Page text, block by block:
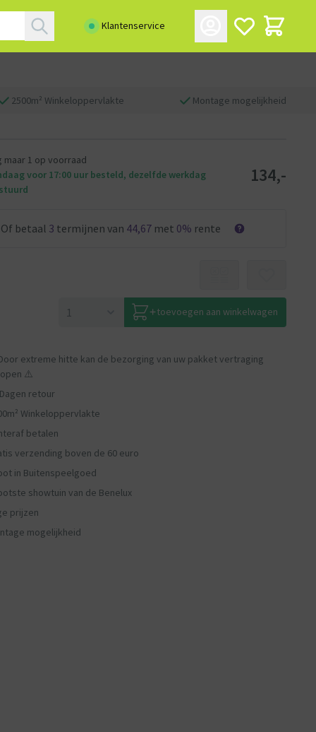
Klantenservice
2500m² Winkeloppervlakte Montage mogelijkheid
maar 1 op voorraad
voor 17:00 uur besteld, dezelfde werkdag
134,-
Of betaal 3 termijnen van 44,67 met 0% rente
toevoegen aan winkelwagen
extreme hitte kan de bezorging van uw pakket vertraging
⚠️
retour
Winkeloppervlakte
betalen
verzending boven de 60 euro
in Buitenspeelgoed
showtuin van de Benelux
prijzen
mogelijkheid